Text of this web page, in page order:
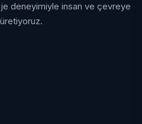
deneyimiyle insan ve çevreye